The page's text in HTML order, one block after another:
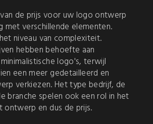
de prijs voor uw logo ontwerp
met verschillende elementen.
niveau van complexiteit.
hebben behoefte aan
logo's, terwijl
een meer gedetailleerd en
verkiezen. Het type bedrijf, de
branche spelen ook een rol in het
ontwerp en dus de prijs.